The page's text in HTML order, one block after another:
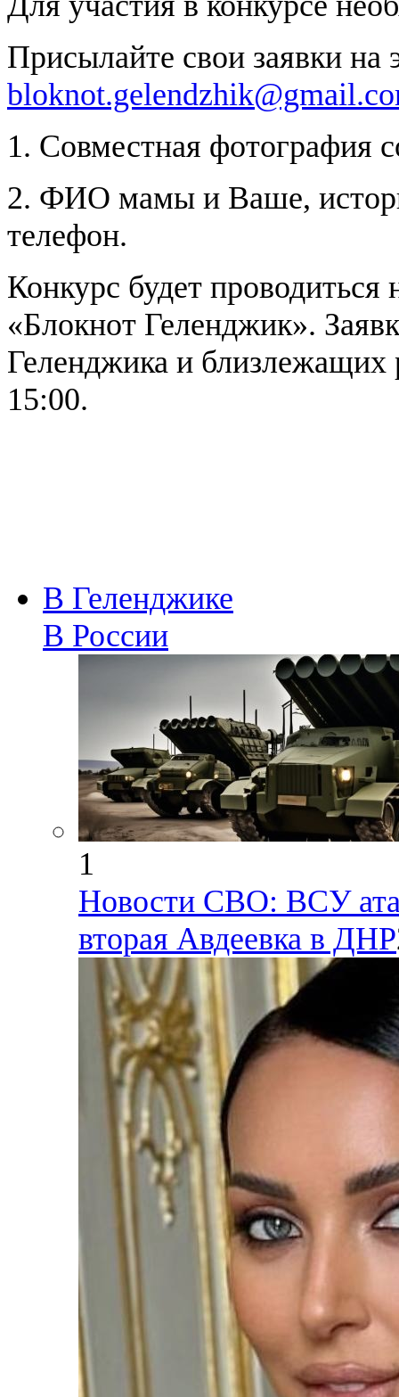
Присылайте свои заявки на
1. Совместная фотография
2. ФИО мамы и Ваше,
телефон.
Конкурс будет
«Блокнот Геленджик».
Геленджика и близлежащих
15:00.
В Геленджике
В России
1
Новости СВО: ВСУ
вторая Авдеевка в ДНР